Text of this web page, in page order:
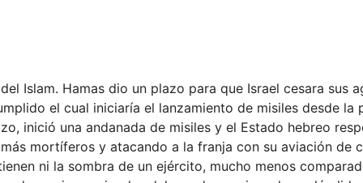
Islam. Hamas dio un plazo para que Israel cesara sus
el cual iniciaría el lanzamiento de misiles desde la
inició una andanada de misiles y el Estado hebreo
mortíferos y atacando a la franja con su aviación de
ni la sombra de un ejército, mucho menos